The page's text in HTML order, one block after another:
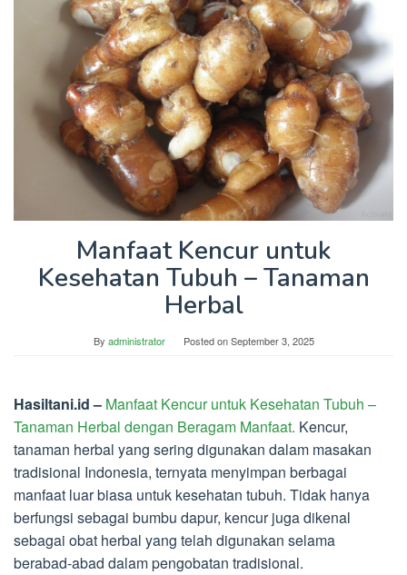
Manfaat Kencur untuk
Kesehatan Tubuh – Tanaman
Herbal
By administrator Posted onSeptember 3, 2025
Hasiltani.id – Manfaat Kencur untuk Kesehatan Tubuh –
Tanaman Herbal dengan Beragam Manfaat. Kencur,
tanaman herbal yang sering digunakan dalam masakan
tradisional Indonesia, ternyata menyimpan berbagai
manfaat luar biasa untuk kesehatan tubuh. Tidak hanya
berfungsi sebagai bumbu dapur, kencur juga dikenal
sebagai obat herbal yang telah digunakan selama
berabad-abad dalam pengobatan tradisional.